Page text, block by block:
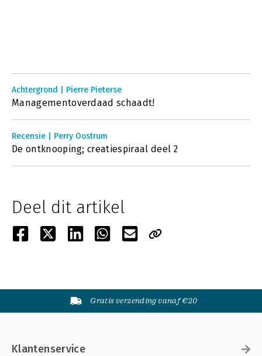
Achtergrond | Pierre Pieterse
Managementoverdaad schaadt!
Recensie | Perry Oostrum
De ontknooping; creatiespiraal deel 2
Deel dit artikel
Gratis verzending vanaf €20
Klantenservice